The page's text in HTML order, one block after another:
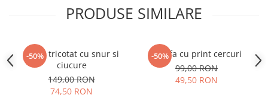
PRODUSE SIMILARE
-50%
Guler tricotat cu snur si
ciucure
149,00 RON
74,50 RON
-50%
Esarfa cu print cercuri
99,00 RON
49,50 RON